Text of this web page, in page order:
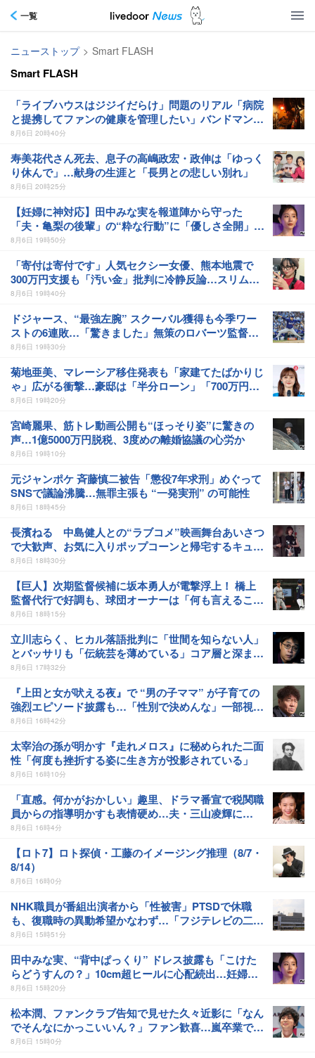
一覧
ニューストップ > Smart FLASH
Smart FLASH
「ライブハウスはジジイだらけ」問題のリアル「病院
と提携してファンの健康を管理したい」バンドマンが
明かす本音
8月6日 20時40分
寿美花代さん死去、息子の高嶋政宏・政伸は「ゆっく
り休んで」…献身の生涯と「長男との悲しい別れ」
8月6日 20時25分
【妊婦に神対応】田中みな実を報道陣から守った
「夫・亀梨の後輩」の“粋な行動”に「優しさ全開」感
嘆の声
8月6日 19時50分
「寄付は寄付です」人気セクシー女優、熊本地震で
300万円支援も「汚い金」批判に冷静反論…スリムク
ラブ真栄田賢らも擁護
8月6日 19時40分
ドジャース、“最強左腕” スクーバル獲得も今季ワー
ストの6連敗…「驚きました」無策のロバーツ監督に
NHK解説陣も疑問
8月6日 19時30分
菊地亜美、マレーシア移住発表も「家建てたばかりじ
ゃ」広がる衝撃…豪邸は「半分ローン」「700万円オ
ーバー」赤裸々事情公開も
8月6日 19時20分
宮崎麗果、筋トレ動画公開も“ほっそり姿”に驚きの
声…1億5000万円脱税、3度めの離婚協議の心労か
8月6日 19時10分
元ジャンポケ 斉藤慎二被告「懲役7年求刑」めぐって
SNSで議論沸騰…無罪主張も “一発実刑” の可能性
8月6日 18時45分
長濱ねる 中島健人との“ラブコメ”映画舞台あいさつ
で大歓声、お気に入りポップコーンと帰宅するキュー
トな姿をキャッチ！
8月6日 18時30分
【巨人】次期監督候補に坂本勇人が電撃浮上！ 橋上
監督代行で好調も、球団オーナーは「何も言えること
はない」とけん制
8月6日 18時15分
立川志らく、ヒカル落語批判に「世間を知らない人」
とバッサリも「伝統芸を薄めている」コア層と深まる
溝
8月6日 17時32分
『上田と女が吠える夜』で “男の子ママ” が子育ての
強烈エピソード披露も…「性別で決めんな」一部視聴
者から違和感
8月6日 16時42分
太宰治の孫が明かす『走れメロス』に秘められた二面
性「何度も挫折する姿に生き方が投影されている」
8月6日 16時10分
「直感。何かがおかしい」趣里、ドラマ番宣で税関職
員からの指導明かすも表情硬め…夫・三山凌輝に
は“最後通告”報道も
8月6日 16時4分
【ロト7】ロト探偵・工藤のイメージング推理（8/7・
8/14）
8月6日 16時0分
NHK職員が番組出演者から「性被害」PTSDで休職
も、復職時の異動希望かなわず…「フジテレビの二の
舞」中居正広騒動との類似点は
8月6日 15時51分
田中みな実、“背中ぱっくり” ドレス披露も「こけた
らどうすんの？」10cm超ヒールに心配続出…妊婦期
間も “おしゃれ優先” で問われた意識
8月6日 15時20分
松本潤、ファンクラブ告知で見せた久々近影に「なん
でそんなにかっこいいん？」ファン歓喜…嵐卒業で本
格化する “裏方” 事業
8月6日 15時0分